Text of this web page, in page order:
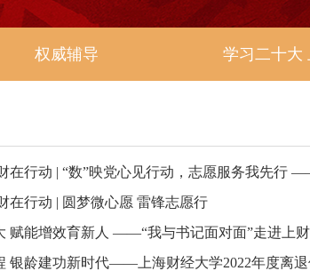
权威辅导 学习二十大
在行动 | “数”映党心见行动，志愿服务我先行
在行动 | 圆梦微心愿 雷锋志愿行
赋能增效育新人 ——“我与书记面对面”走进上
银龄建功新时代——上海财经大学2022年度离